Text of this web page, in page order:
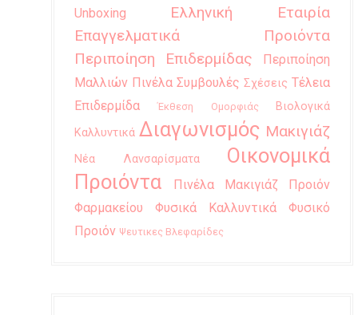
Unboxing
Ελληνική Εταιρία
Επαγγελματικά Προιόντα
Περιποίηση Επιδερμίδας
Περιποίηση
Μαλλιών Πινέλα Συμβουλές Σχέσεις Τέλεια
Επιδερμίδα
Έκθεση Ομορφιάς
Βιολογικά
Καλλυντικά Διαγωνισμός Μακιγιάζ
Νέα Λανσαρίσματα
Οικονομικά
Προιόντα
Πινέλα Μακιγιάζ
Προιόν
Φαρμακείου
Φυσικά Καλλυντικά
Φυσικό
Προιόν Ψευτικες Βλεφαρίδες